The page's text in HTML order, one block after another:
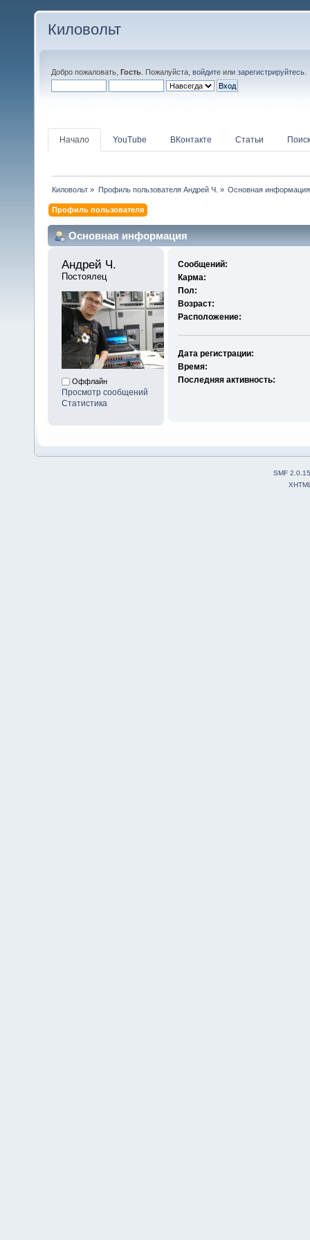
Киловольт
Добро пожаловать, Гость . Пожалуйста, войдите или зарегистрируйтесь
Начало YouTube ВКонтакте Статьи Поиск
Киловольт » Профиль пользователя Андрей Ч. » Основная информация
Профиль пользователя
Основная информация
Андрей Ч.
Постоялец
Оффлайн
Просмотр сообщений
Статистика
Сообщений:
Карма:
Пол:
Возраст:
Расположение:
Дата регистрации:
Время:
Последняя активность:
SMF 2.0.15